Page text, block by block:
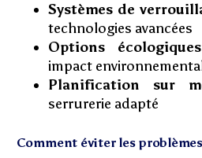
Systèmes de
technologies avancées
Options
impact
Planification sur
serrurerie adapté
Comment éviter les